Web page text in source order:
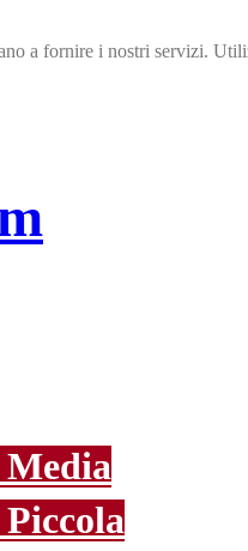
a fornire i nostri servizi.